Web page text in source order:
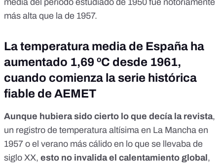
media del periodo estudiado de 1950 fue notoriamente
más alta que la de 1957.
La temperatura media de España ha
aumentado 1,69 ºC desde 1961,
cuando comienza la serie histórica
fiable de AEMET
Aunque hubiera sido cierto lo que decía la revista,
un registro de temperatura altísima en La Mancha en
1957 o el verano más cálido en lo que se llevaba de
siglo XX, esto no invalida el calentamiento global ,